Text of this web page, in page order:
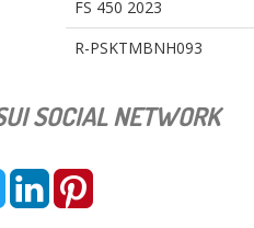
FS 450 2023
R-PSKTMBNH093
SOCIAL NETWORK